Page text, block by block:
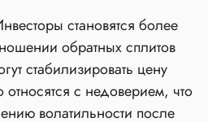
становятся более
обратных сплитов
стабилизировать цену
с недоверием, что
волатильности после